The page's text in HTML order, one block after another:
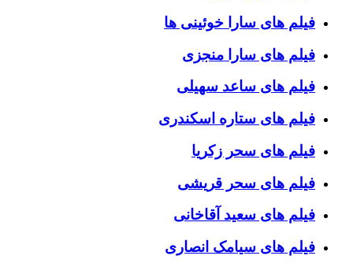
فیلم های سارا خوئینی ها
فیلم های سارا منجزی
فیلم های ساعد سهیلی
فیلم های ستاره اسکندری
فیلم های سحر زکریا
فیلم های سحر قریشی
فیلم های سعید آقاخانی
فیلم های سیامک انصاری